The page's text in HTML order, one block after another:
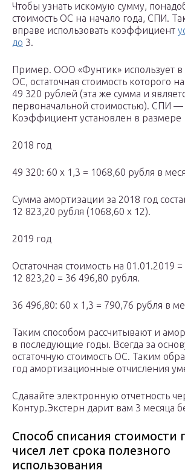
Чтобы узнать искомую сумму,
стоимость ОС на начало года, СПИ.
вправе использовать коэффициент
до 3.
Пример. ООО «Фунтик» использует в
ОС, остаточная стоимость которого
49 320 рублей (эта же сумма и
первоначальной стоимостью). СПИ —
Коэффициент установлен в размере
2018 год
49 320: 60 х 1,3 = 1068,60 рубля в
Сумма амортизации за 2018 год
12 823,20 рубля (1068,60 х 12).
2019 год
Остаточная стоимость на 01.01.2019
12 823,20 = 36 496,80 рубля.
36 496,80: 60 х 1,3 = 790,76 рубля в
Таким способом рассчитывают и
в последующие годы. Всегда за
остаточную стоимость ОС. Таким
год амортизационные отчисления
Сдавайте электронную отчетность
Контур.Экстерн дарит вам 3 месяца
Способ списания стоимости
чисел лет срока полезного
использования